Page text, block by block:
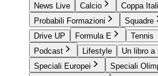
News Live
Calcio Coppa
Probabili Formazioni
Squadre
Drive UP
Formula E Tennis
Podcast
Lifestyle
Un libro a
Speciali Europei
Speciali